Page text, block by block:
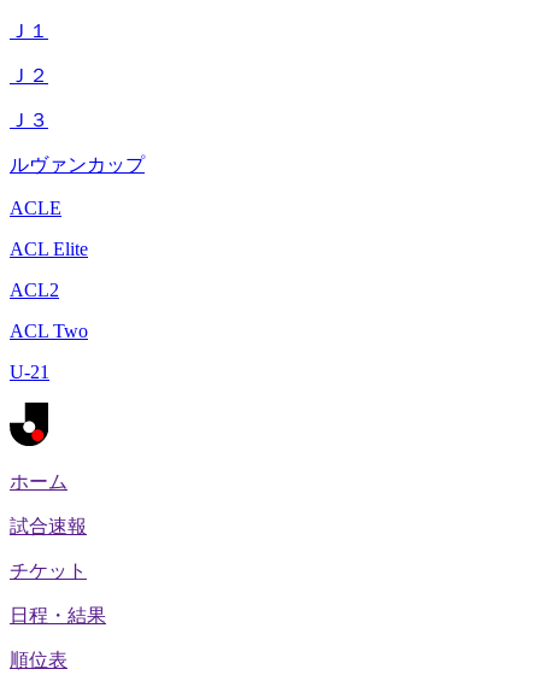
Ｊ１
Ｊ２
Ｊ３
ルヴァンカップ
ACLE
ACL Elite
ACL2
ACL Two
U-21
ホーム
試合速報
チケット
日程・結果
順位表